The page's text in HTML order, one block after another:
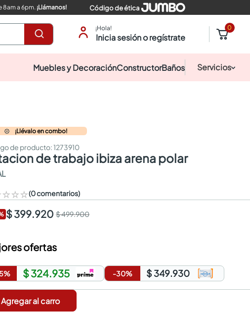
8am a 6pm.¡Llámanos! Código de ética
¡Hola!
Inicia sesión o regístrate
0
Muebles y DecoraciónConstructorBaños Servicios
¡Llévalo en combo!
:1273910
de trabajo ibiza arena polar
☆☆☆(0 comentarios)
$ 399.920 $ 499.900
ofertas
% $ 324.935 -30% $ 349.930
Agregar al carro